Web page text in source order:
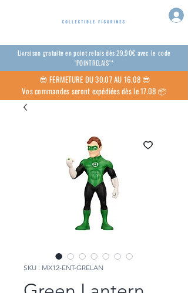
Livraison gratuite en point relais dès 29,90€ avec le code
"POINTRELAIS"*
😎FERMETURE DU 30.07 AU 16.08 😎
Vos commandes seront expédiées dès le 17.08 📦
SKU : MX12-ENT-GRELAN